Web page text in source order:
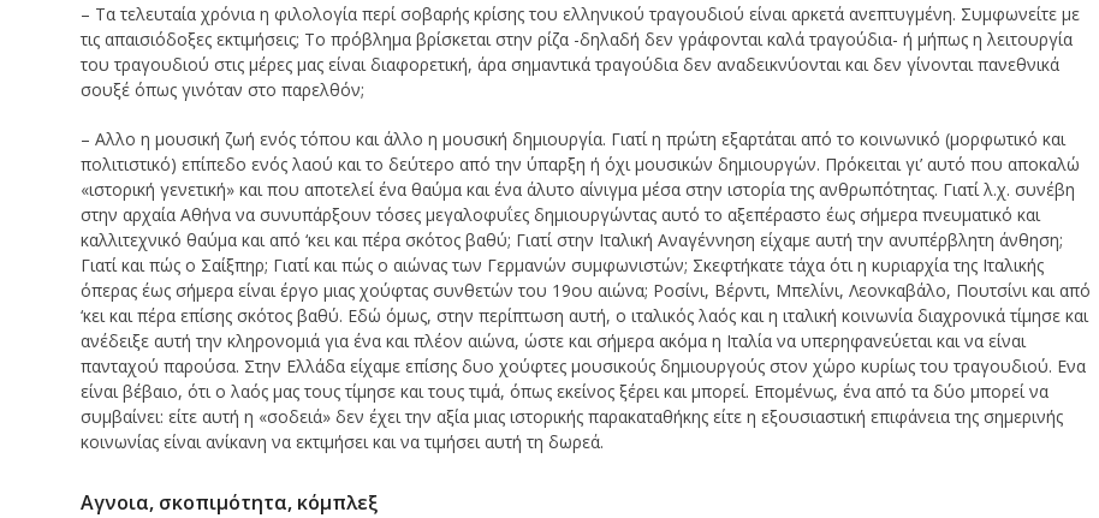
– Τα τελευταία χρόνια η φιλολογία περί σοβαρής κρίσης του ελληνικού τραγουδιού είναι αρκετά ανεπτυγμένη. Συμφωνείτε με
τις απαισιόδοξες εκτιμήσεις; Το πρόβλημα βρίσκεται στην ρίζα -δηλαδή δεν γράφονται καλά τραγούδια- ή μήπως η λειτουργία
του τραγουδιού στις μέρες μας είναι διαφορετική, άρα σημαντικά τραγούδια δεν αναδεικνύονται και δεν γίνονται πανεθνικά
σουξέ όπως γινόταν στο παρελθόν;
– Αλλο η μουσική ζωή ενός τόπου και άλλο η μουσική δημιουργία. Γιατί η πρώτη εξαρτάται από το κοινωνικό (μορφωτικό και
πολιτιστικό) επίπεδο ενός λαού και το δεύτερο από την ύπαρξη ή όχι μουσικών δημιουργών. Πρόκειται γι’ αυτό που αποκαλώ
«ιστορική γενετική» και που αποτελεί ένα θαύμα και ένα άλυτο αίνιγμα μέσα στην ιστορία της ανθρωπότητας. Γιατί λ.χ. συνέβη
στην αρχαία Αθήνα να συνυπάρξουν τόσες μεγαλοφυΐες δημιουργώντας αυτό το αξεπέραστο έως σήμερα πνευματικό και
καλλιτεχνικό θαύμα και από ‘κει και πέρα σκότος βαθύ; Γιατί στην Ιταλική Αναγέννηση είχαμε αυτή την ανυπέρβλητη άνθηση;
Γιατί και πώς ο Σαίξπηρ; Γιατί και πώς ο αιώνας των Γερμανών συμφωνιστών; Σκεφτήκατε τάχα ότι η κυριαρχία της Ιταλικής
όπερας έως σήμερα είναι έργο μιας χούφτας συνθετών του 19ου αιώνα; Ροσίνι, Βέρντι, Μπελίνι, Λεονκαβάλο, Πουτσίνι και από
‘κει και πέρα επίσης σκότος βαθύ. Εδώ όμως, στην περίπτωση αυτή, ο ιταλικός λαός και η ιταλική κοινωνία διαχρονικά τίμησε και
ανέδειξε αυτή την κληρονομιά για ένα και πλέον αιώνα, ώστε και σήμερα ακόμα η Ιταλία να υπερηφανεύεται και να είναι
πανταχού παρούσα. Στην Ελλάδα είχαμε επίσης δυο χούφτες μουσικούς δημιουργούς στον χώρο κυρίως του τραγουδιού. Ενα
είναι βέβαιο, ότι ο λαός μας τους τίμησε και τους τιμά, όπως εκείνος ξέρει και μπορεί. Επομένως, ένα από τα δύο μπορεί να
συμβαίνει: είτε αυτή η «σοδειά» δεν έχει την αξία μιας ιστορικής παρακαταθήκης είτε η εξουσιαστική επιφάνεια της σημερινής
κοινωνίας είναι ανίκανη να εκτιμήσει και να τιμήσει αυτή τη δωρεά.
Αγνοια, σκοπιμότητα, κόμπλεξ